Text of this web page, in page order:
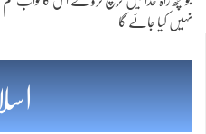
نہیں کیا جائے گا